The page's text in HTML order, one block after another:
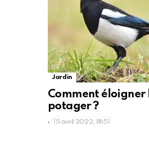
Jardin
Comment éloigner
potager ?
15 avril 2022, 8h51